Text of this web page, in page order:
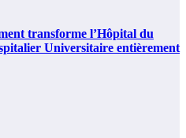
transforme l’Hôpital du
Universitaire entièrement